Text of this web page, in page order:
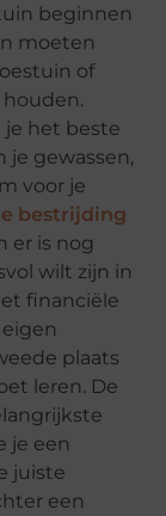
beginnen
moeten
of
je het beste
gewassen,
voor je
bestrijding
er is nog
wilt zijn in
financiële
plaats
leren. De
je een
juiste
een